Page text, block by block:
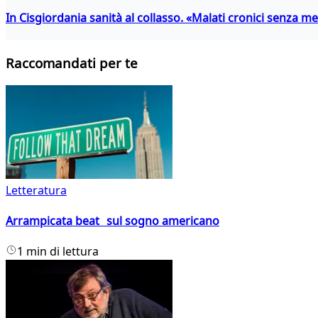
In Cisgiordania sanità al collasso. «Malati cronici senza
Raccomandati per te
Letteratura
Arrampicata beat sul sogno americano
1 min di lettura